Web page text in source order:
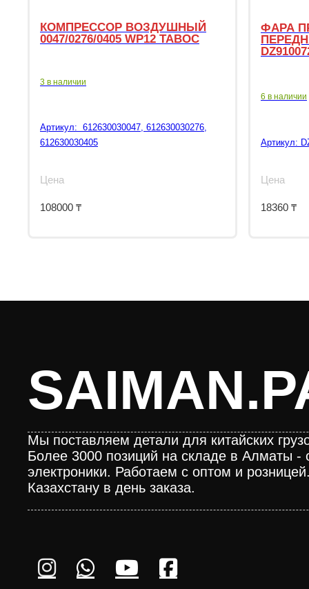
КОМПРЕССОР ВОЗДУШНЫЙ
0047/0276/0405 WP12 TABOC
3 в наличии
Артикул: 612630030047, 612630030276,
612630030405
Цена
108000 ₸
ФАРА
6 в наличии
Артикул:
Цена
18360 ₸
Мы поставляем детали для китайских
Более 3000 позиций на складе в Алматы -
электроники. Работаем с оптом и
Казахстану в день заказа.